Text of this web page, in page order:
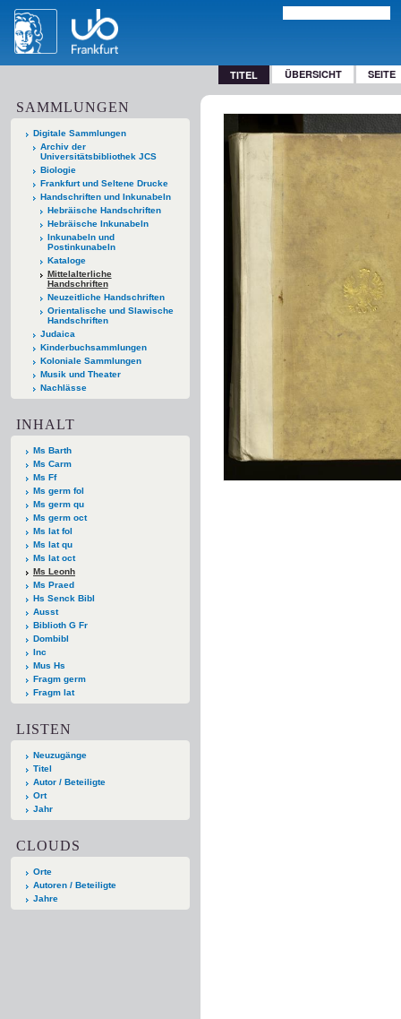
TITEL ÜBERSICHT SEITE
SAMMLUNGEN
Digitale Sammlungen
Archiv der
Universitätsbibliothek JCS
Biologie
Frankfurt und Seltene Drucke
Handschriften und Inkunabeln
Hebräische Handschriften
Hebräische Inkunabeln
Inkunabeln und
Postinkunabeln
Kataloge
Mittelalterliche
Handschriften
Neuzeitliche Handschriften
Orientalische und Slawische
Handschriften
Judaica
Kinderbuchsammlungen
Koloniale Sammlungen
Musik und Theater
Nachlässe
INHALT
Ms Barth
Ms Carm
Ms Ff
Ms germ fol
Ms germ qu
Ms germ oct
Ms lat fol
Ms lat qu
Ms lat oct
Ms Leonh
Ms Praed
Hs Senck Bibl
Ausst
Biblioth G Fr
Dombibl
Inc
Mus Hs
Fragm germ
Fragm lat
LISTEN
Neuzugänge
Titel
Autor / Beteiligte
Ort
Jahr
CLOUDS
Orte
Autoren / Beteiligte
Jahre